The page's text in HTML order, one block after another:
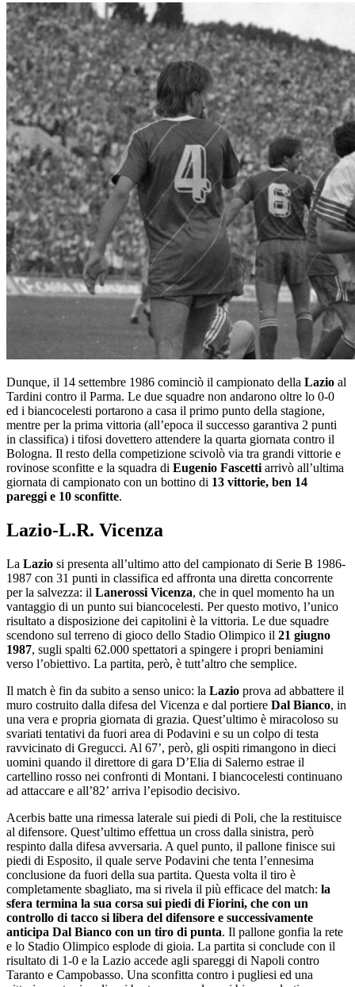
Dunque, il 14 settembre 1986 cominciò il campionato della Lazio al
Tardini contro il Parma. Le due squadre non andarono oltre lo 0-0
ed i biancocelesti portarono a casa il primo punto della stagione,
mentre per la prima vittoria (all’epoca il successo garantiva 2 punti
in classifica) i tifosi dovettero attendere la quarta giornata contro il
Bologna. Il resto della competizione scivolò via tra grandi vittorie e
rovinose sconfitte e la squadra di Eugenio Fascetti arrivò all’ultima
giornata di campionato con un bottino di 13 vittorie, ben 14
pareggi e 10 sconfitte.
Lazio-L.R. Vicenza
La Lazio si presenta all’ultimo atto del campionato di Serie B 1986-
1987 con 31 punti in classifica ed affronta una diretta concorrente
per la salvezza: il Lanerossi Vicenza, che in quel momento ha un
vantaggio di un punto sui biancocelesti. Per questo motivo, l’unico
risultato a disposizione dei capitolini è la vittoria. Le due squadre
scendono sul terreno di gioco dello Stadio Olimpico il 21 giugno
1987, sugli spalti 62.000 spettatori a spingere i propri beniamini
verso l’obiettivo. La partita, però, è tutt’altro che semplice.
Il match è fin da subito a senso unico: la Lazio prova ad abbattere il
muro costruito dalla difesa del Vicenza e dal portiere Dal Bianco, in
una vera e propria giornata di grazia. Quest’ultimo è miracoloso su
svariati tentativi da fuori area di Podavini e su un colpo di testa
ravvicinato di Gregucci. Al 67’, però, gli ospiti rimangono in dieci
uomini quando il direttore di gara D’Elia di Salerno estrae il
cartellino rosso nei confronti di Montani. I biancocelesti continuano
ad attaccare e all’82’ arriva l’episodio decisivo.
Acerbis batte una rimessa laterale sui piedi di Poli, che la restituisce
al difensore. Quest’ultimo effettua un cross dalla sinistra, però
respinto dalla difesa avversaria. A quel punto, il pallone finisce sui
piedi di Esposito, il quale serve Podavini che tenta l’ennesima
conclusione da fuori della sua partita. Questa volta il tiro è
completamente sbagliato, ma si rivela il più efficace del match: la
sfera termina la sua corsa sui piedi di Fiorini, che con un
controllo di tacco si libera del difensore e successivamente
anticipa Dal Bianco con un tiro di punta. Il pallone gonfia la rete
e lo Stadio Olimpico esplode di gioia. La partita si conclude con il
risultato di 1-0 e la Lazio accede agli spareggi di Napoli contro
Taranto e Campobasso. Una sconfitta contro i pugliesi ed una